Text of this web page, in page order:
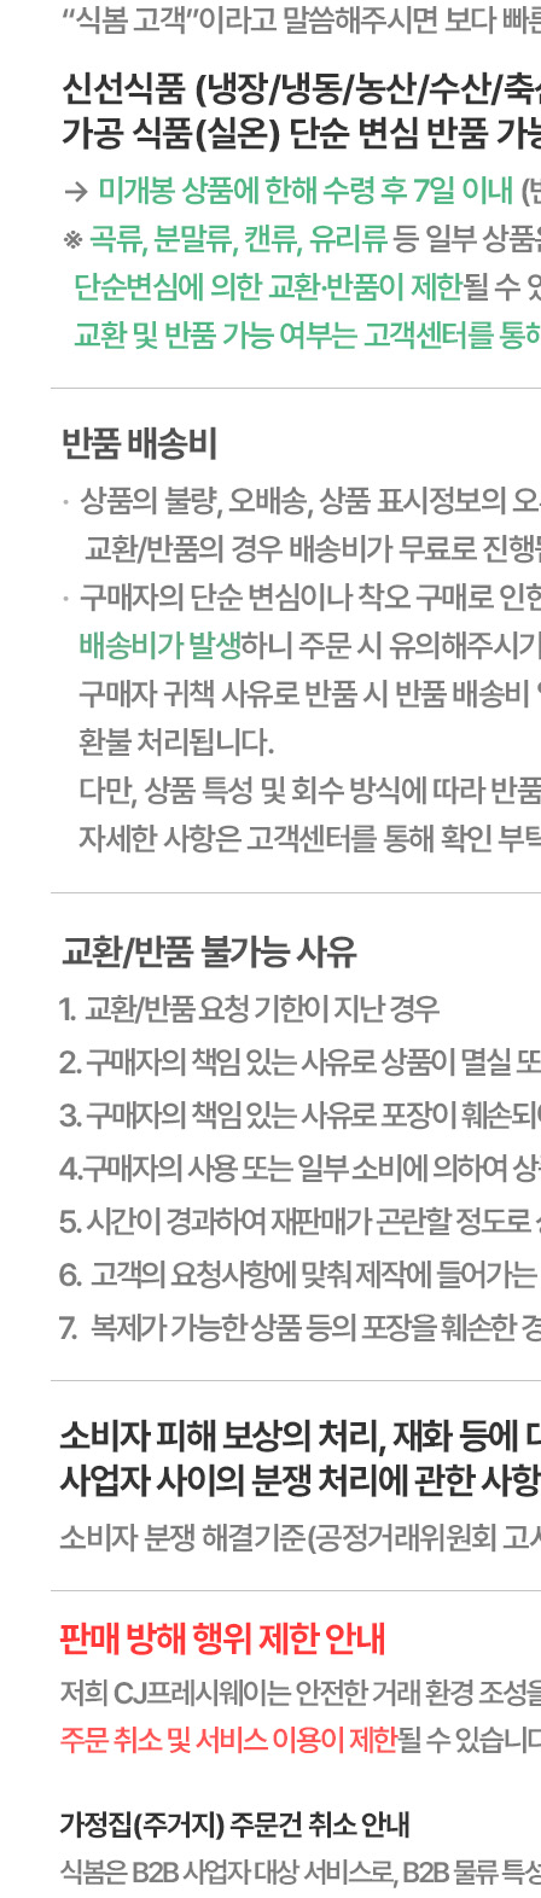
판매자 상호
CJ프레시웨이
사업장 소재지
경기 용인시 기흥구 기곡로 32 (하갈동, 제일제당수원물류센
타) 씨제이프레시웨이
연락처
1588-6967
사업자
603-81-11270
통신판매
신고번호
제2011-용인기흥-00129호
상품 고시 정보
상품상세 참조
생산자
상품상세 참조
상품상세 참조
상품상세 참조
상품상세 참조
포장단위별 용량(중량)
상품상세 참조
포장단위별 수량
상품상세 참조
원재료명 및 함량
상품상세 참조
영양성분
유전자변형식품에 해당하는 경우의 표시
수입식품 여부
해당사항 없음
소비자 상담 관련 전화번호
상품상세 참조
반품/교환 정보
판매자명
CJ프레시웨이
문의번호
1588-6967
반품/교환
배송비
반품 배송비: 30,000원
교환 배송비: 30,000원
주의사항
본인 또는 법정대리인이 취소할 수 있습니다. 식봄에 등록된
판매상품과 상품의 내용은 판매자가 등록한 것으로 (주)마켓
보로는 그 등록내용에 대하여 일체의 책임을 지지 않습니다.
상품 문의 문의글 작성
내 문의만 보기
비밀글 제외
주문하기